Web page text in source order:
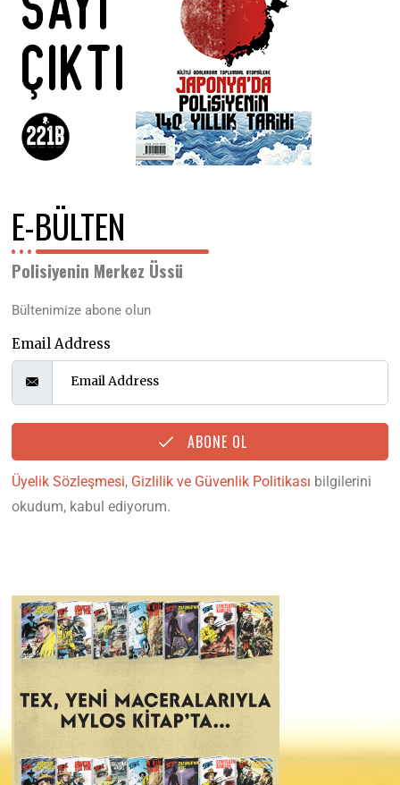
E-BÜLTEN
Polisiyenin Merkez Üssü
Bültenimize abone olun
Email Address
ABONE OL
Üyelik Sözleşmesi, Gizlilik ve Güvenlik Politikası bilgilerini
okudum, kabul ediyorum.